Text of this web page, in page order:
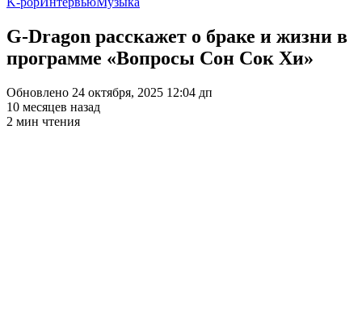
G-Dragon расскажет о браке и жизни в
программе «Вопросы Сон Сок Хи»
Обновлено 24 октября, 2025 12:04 дп
10 месяцев назад
2 мин чтения